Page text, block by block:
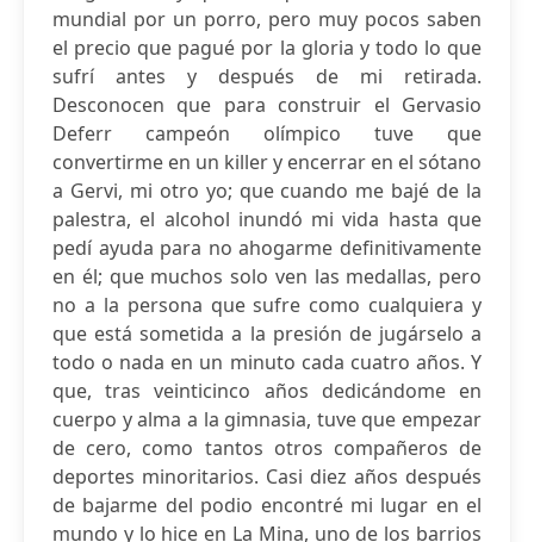
mundial por un porro, pero muy pocos saben
el precio que pagué por la gloria y todo lo que
sufrí antes y después de mi retirada.
Desconocen que para construir el Gervasio
Deferr campeón olímpico tuve que
convertirme en un killer y encerrar en el sótano
a Gervi, mi otro yo; que cuando me bajé de la
palestra, el alcohol inundó mi vida hasta que
pedí ayuda para no ahogarme definitivamente
en él; que muchos solo ven las medallas, pero
no a la persona que sufre como cualquiera y
que está sometida a la presión de jugárselo a
todo o nada en un minuto cada cuatro años. Y
que, tras veinticinco años dedicándome en
cuerpo y alma a la gimnasia, tuve que empezar
de cero, como tantos otros compañeros de
deportes minoritarios. Casi diez años después
de bajarme del podio encontré mi lugar en el
mundo y lo hice en La Mina, uno de los barrios